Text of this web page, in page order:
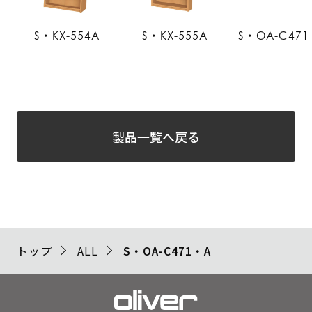
S・KX-554A S・KX-555A S・OA-C471
製品一覧へ戻る
トップ ALL S・OA-C471・A